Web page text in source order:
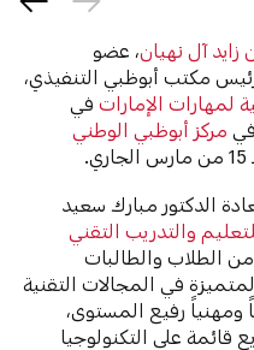
آل نهيان، عضو
مكتب أبوظبي التنفيذي،
لمهارات الإمارات في
مركز أبوظبي الوطني
الدكتور مبارك سعيد
والتدريب التقني
الطلاب والطالبات
في المجالات التقنية
ومهنياً رفيع المستوى،
على التكنولوجيا